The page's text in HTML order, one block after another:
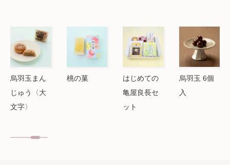
烏羽玉まん
じゅう〈大
文字〉
桃の菓
はじめての
亀屋良長セ
ット
烏羽玉 6個
入